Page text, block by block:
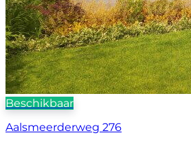
Beschikbaar
Aalsmeerderweg 276